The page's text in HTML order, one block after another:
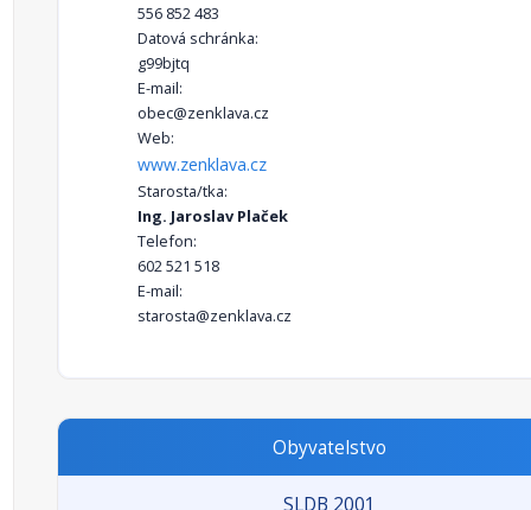
556 852 483
Datová schránka:
g99bjtq
E-mail:
obec@zenklava.cz
Web:
www.zenklava.cz
Starosta/tka:
Ing. Jaroslav Plaček
Telefon:
602 521 518
E-mail:
starosta@zenklava.cz
Obyvatelstvo
SLDB 2001